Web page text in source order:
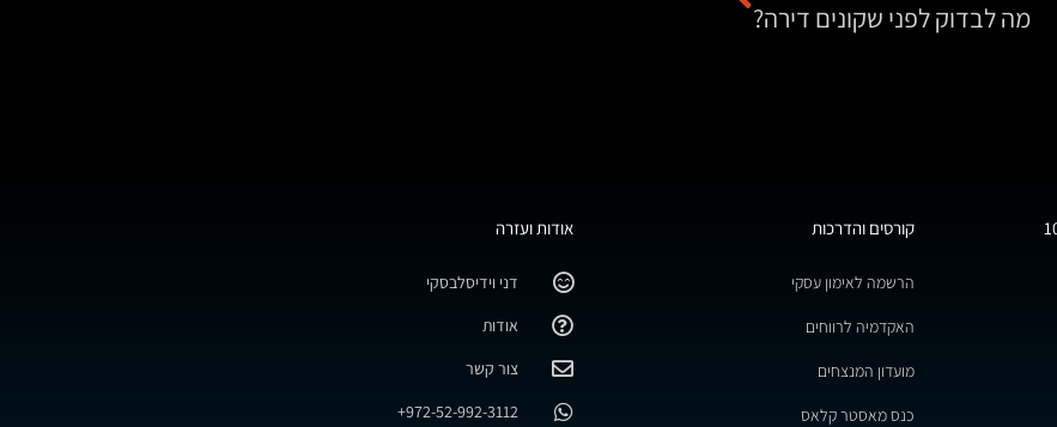
מה לבדוק לפני שקונים דירה?
קורסים והדרכות
הרשמה לאימון עסקי
האקדמיה לרווחים
מועדון המנצחים
כנס מאסטר קלאס
אודות ועזרה
דני וידיסלבסקי
אודות
צור קשר
972-52-992-3112+